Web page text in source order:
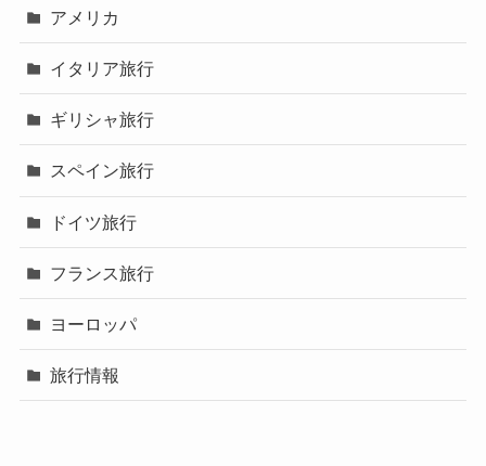
アメリカ
イタリア旅行
ギリシャ旅行
スペイン旅行
ドイツ旅行
フランス旅行
ヨーロッパ
旅行情報